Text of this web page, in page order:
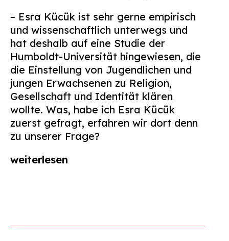
– Esra Kücük ist sehr gerne empirisch
und wissenschaftlich unterwegs und
hat deshalb auf eine Studie der
Humboldt-Universität hingewiesen, die
die Einstellung von Jugendlichen und
jungen Erwachsenen zu Religion,
Gesellschaft und Identität klären
wollte. Was, habe ich Esra Kücük
zuerst gefragt, erfahren wir dort denn
zu unserer Frage?
weiterlesen